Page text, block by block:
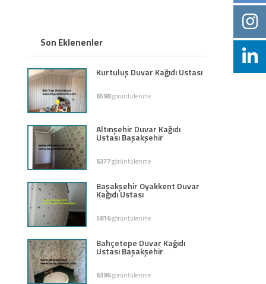
Son Eklenenler
Kurtuluş Duvar Kağıdı Ustası
6598görüntülenme
Altınşehir Duvar Kağıdı
Ustası Başakşehir
6377görüntülenme
Başakşehir Oyakkent Duvar
Kağıdı Ustası
5816görüntülenme
Bahçetepe Duvar Kağıdı
Ustası Başakşehir
6396görüntülenme